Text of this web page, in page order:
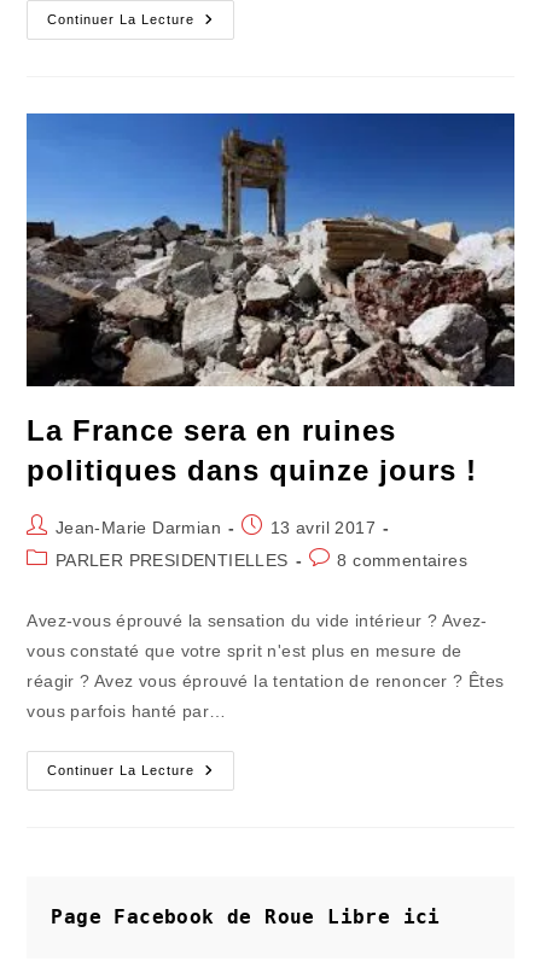
Continuer La Lecture
La
« Pasteurisation »
La France sera en ruines
politiques dans quinze jours !
Auteur/autrice
de
Jean-Marie Darmian
Publication
publiée :
13 avril 2017
PostPARLER PRESIDENTIELLES
Commentaires
8 commentaires
Avez-vous éprouvé la sensation du vide intérieur ? Avez-
vous constaté que votre sprit n'est plus en mesure de
réagir ? Avez vous éprouvé la tentation de renoncer ? Êtes
vous parfois hanté par…
Continuer La Lecture
La
France
Jours
!
Page Facebook de Roue Libre ici